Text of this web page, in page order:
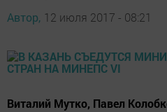
Автор, 12 июля 2017 - 08:21
Виталий Мутко, Павел